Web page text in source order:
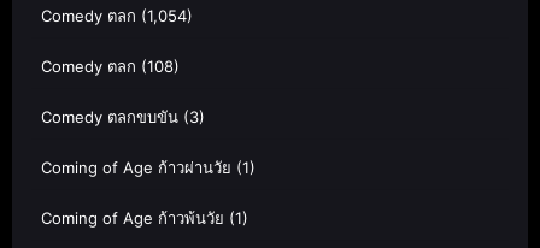
Comedy ตลก (1,054)
Comedy ตลก (108)
Comedy ตลกขบขัน (3)
Coming of Age ก้าวผ่านวัย (1)
Coming of Age ก้าวพ้นวัย (1)